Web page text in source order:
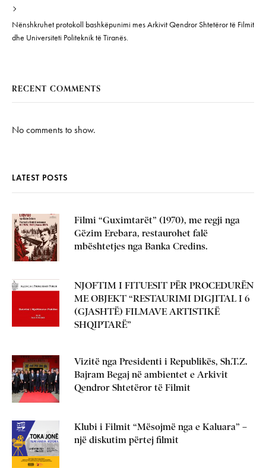
Nënshkruhet protokoll bashkëpunimi mes Arkivit Qendror Shtetëror të Filmit
dhe Universiteti Politeknik të Tiranës.
RECENT COMMENTS
No comments to show.
LATEST POSTS
Filmi “Guximtarët” (1970), me regji nga
Gëzim Erebara, restaurohet falë
mbështetjes nga Banka Credins.
NJOFTIM I FITUESIT PËR PROCEDURËN
ME OBJEKT “RESTAURIMI DIGJITAL I 6
(GJASHTË) FILMAVE ARTISTIKË
SHQIPTARË”
Vizitë nga Presidenti i Republikës, Sh.T.Z.
Bajram Begaj në ambientet e Arkivit
Qendror Shtetëror të Filmit
Klubi i Filmit “Mësojmë nga e Kaluara” –
një diskutim përtej filmit